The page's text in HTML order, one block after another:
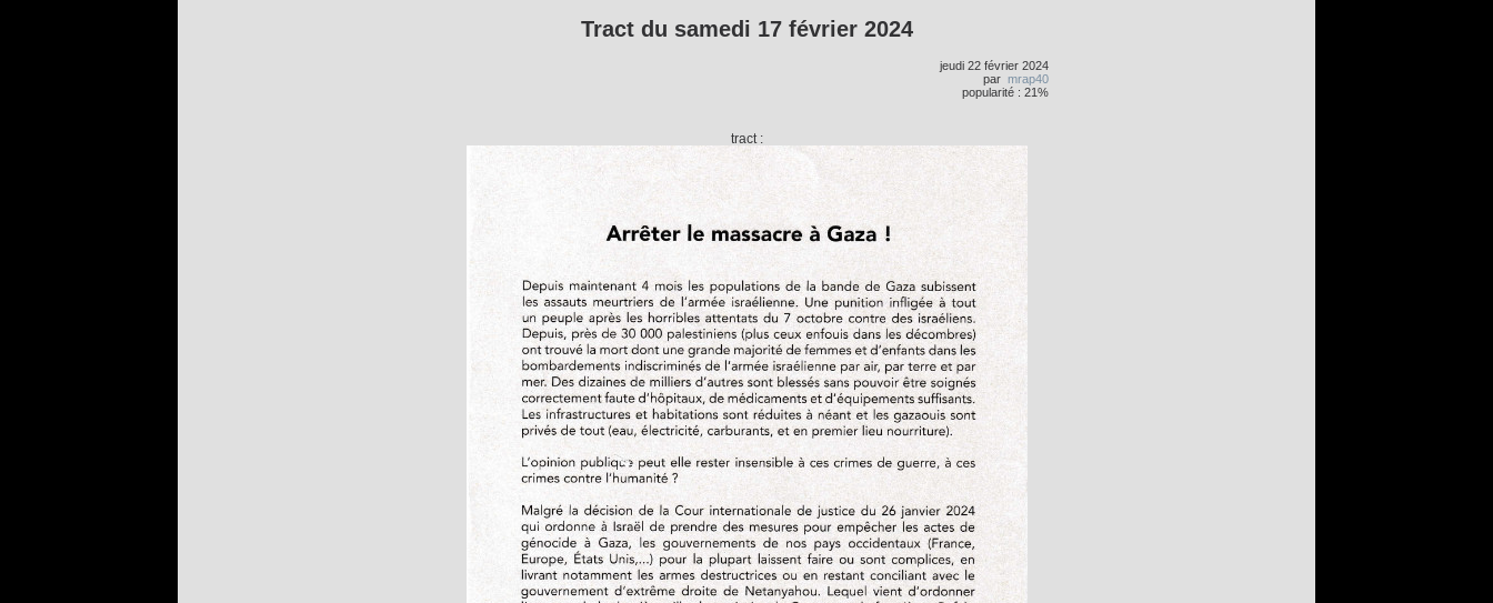
Tract du samedi 17 février 2024
jeudi 22 février 2024
par mrap40
popularité : 21%
tract :